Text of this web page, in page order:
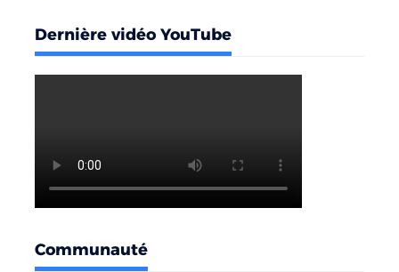
Dernière vidéo YouTube
Communauté